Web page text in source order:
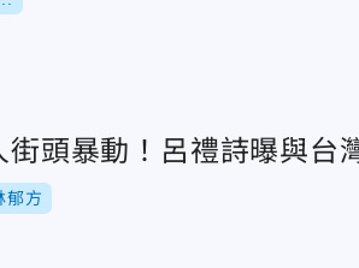
頭暴動！呂禮詩曝與台
郁方